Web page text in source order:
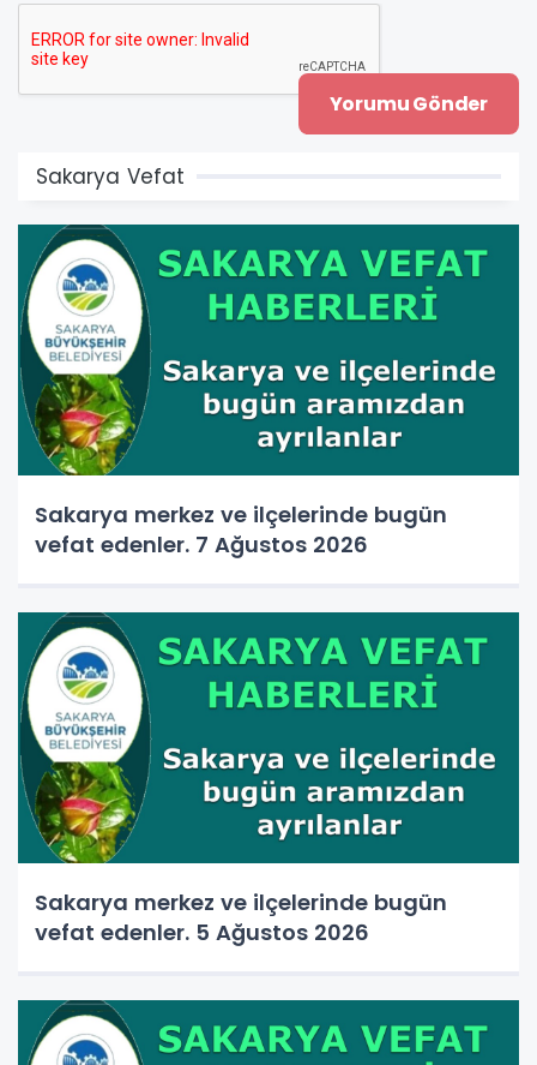
Sakarya Vefat
Sakarya merkez ve ilçelerinde bugün
vefat edenler. 7 Ağustos 2026
Sakarya merkez ve ilçelerinde bugün
vefat edenler. 5 Ağustos 2026